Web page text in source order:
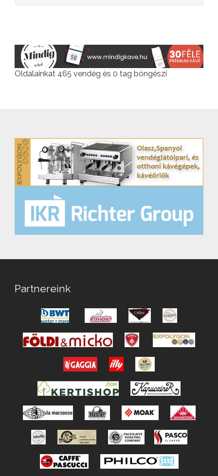
Oldalainkat 465 vendég és 0 tag böngészi
Partnereink